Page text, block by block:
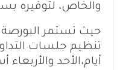
والخاص، لتوفيره
حيث تستمر
تنظيم جلسات
أيام،الأحد